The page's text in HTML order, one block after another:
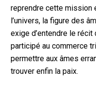
reprendre cette mission
l’univers, la figure des
exige d’entendre le
participé au commerce
permettre aux âmes
trouver enfin la paix.